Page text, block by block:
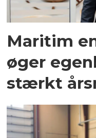
Maritim
øger
stærkt